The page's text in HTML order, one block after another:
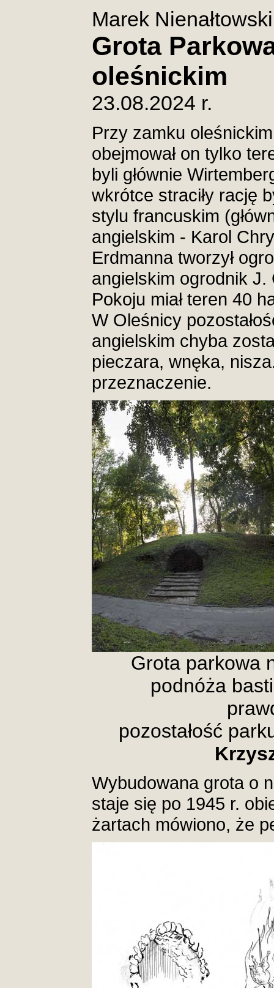
Marek Nienałtowski
Grota
oleśnickim
23.08.2024 r.
Przy zamku
obejmował on tylko
byli głównie
wkrótce straciły rację
stylu francuskim
angielskim - Karol
Erdmanna tworzył
angielskim ogrodnik
Pokoju miał teren 40
W Oleśnicy
angielskim chyba
pieczara, wnęka,
przeznaczenie.
Grota parkowa
podnóża
pozostałość
Wybudowana grota o
staje się po 1945 r.
żartach mówiono, że